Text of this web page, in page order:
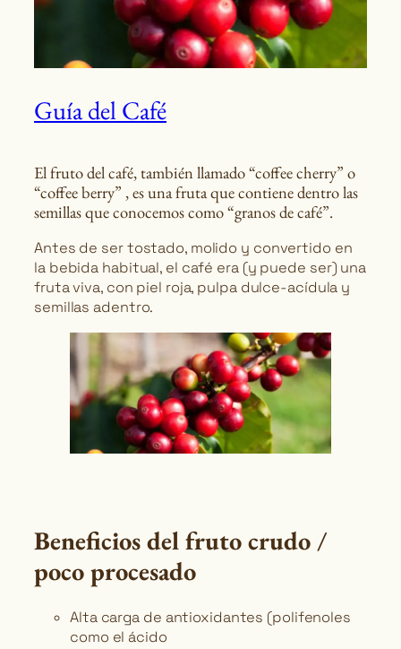
Guía del Café
El fruto del café, también llamado “coffee cherry” o
“coffee berry” , es una fruta que contiene dentro las
semillas que conocemos como “granos de café”.
Antes de ser tostado, molido y convertido en
la bebida habitual, el café era (y puede ser) una
fruta viva, con piel roja, pulpa dulce-acídula y
semillas adentro.
Beneficios del fruto crudo /
poco procesado
Alta carga de antioxidantes (polifenoles
como el ácido